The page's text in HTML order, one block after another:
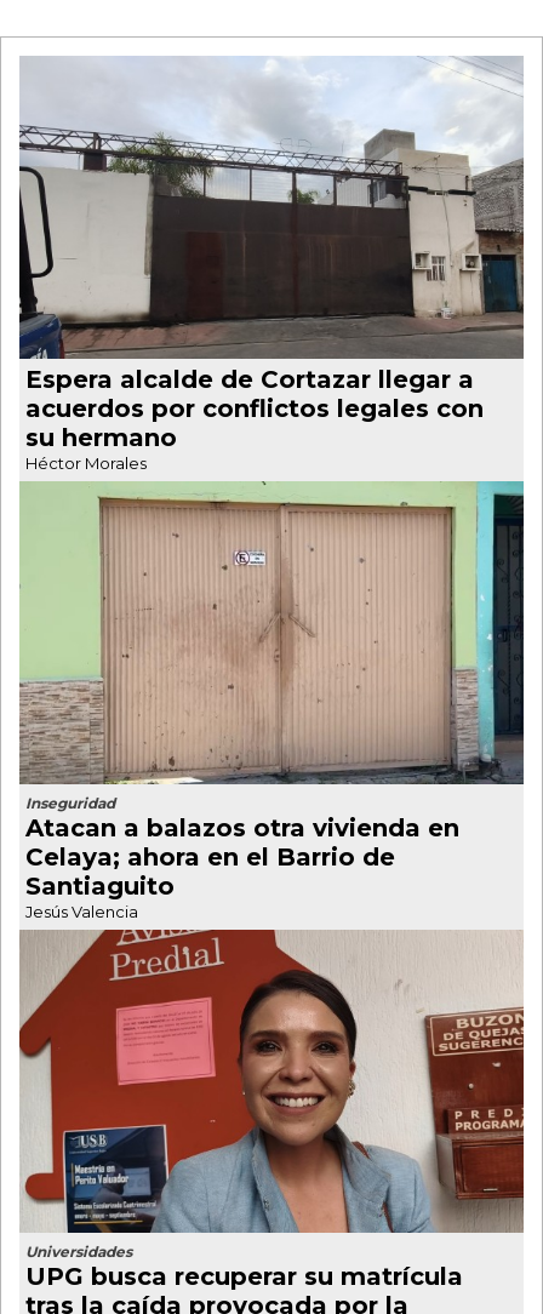
Espera alcalde de Cortazar llegar a
acuerdos por conflictos legales con
su hermano
Héctor Morales
Inseguridad
Atacan a balazos otra vivienda en
Celaya; ahora en el Barrio de
Santiaguito
Jesús Valencia
Universidades
UPG busca recuperar su matrícula
tras la caída provocada por la